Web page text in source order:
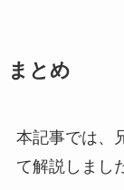
まとめ
本記事では、
て解説しまし